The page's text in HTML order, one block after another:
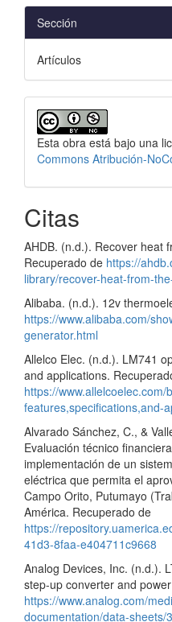
Sección
Artículos
Esta obra está bajo una
Commons Atribución-
Citas
AHDB. (n.d.). Recover heat
Recuperado de https://
library/recover-heat-from-
Alibaba. (n.d.). 12v
https://www.alibaba.com/
generator.html
Allelco Elec. (n.d.). LM741
and applications.
https://
features,specifications,and-
Alvarado Sánchez, C., &
Evaluación técnico
implementación de un
eléctrica que permita el
Campo Orito, Putumayo
América. Recuperado de
https://
41d3-8faa-e404711c9668
Analog Devices, Inc. (n.d.).
step-up converter and
https://www.analog.com/
documentation/data-sheets/